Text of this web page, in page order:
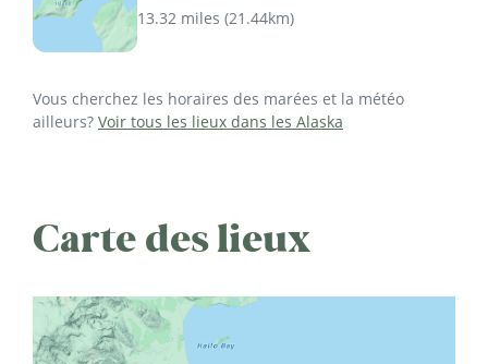
13.32 miles (21.44km)
Vous cherchez les horaires des marées et la météo
ailleurs? Voir tous les lieux dans les Alaska
Carte des lieux